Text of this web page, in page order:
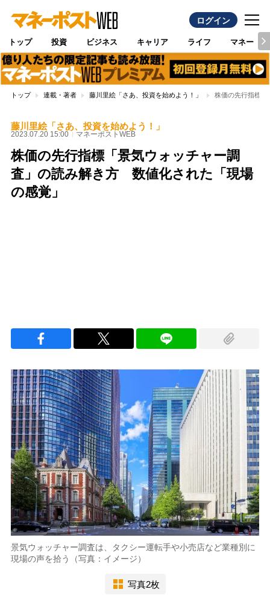
ログイン
トップ 投資 ビジネス キャリア ライフ マネー
トップ 連載・著者 藤川里絵「さあ、投資を始めよう！」 株価の先行指標
藤川里絵「さあ、投資を始めよう！」
2023.07.20 15:00 マネーポストWEB
株価の先行指標「景気ウォッチャー調
査」の読み解き方 数値化された「現場
の感覚」
景気ウォッチャー調査は、タクシー運転手や小売店など業種別に
現場の声を拾う（写真：イメージ）
写真2枚